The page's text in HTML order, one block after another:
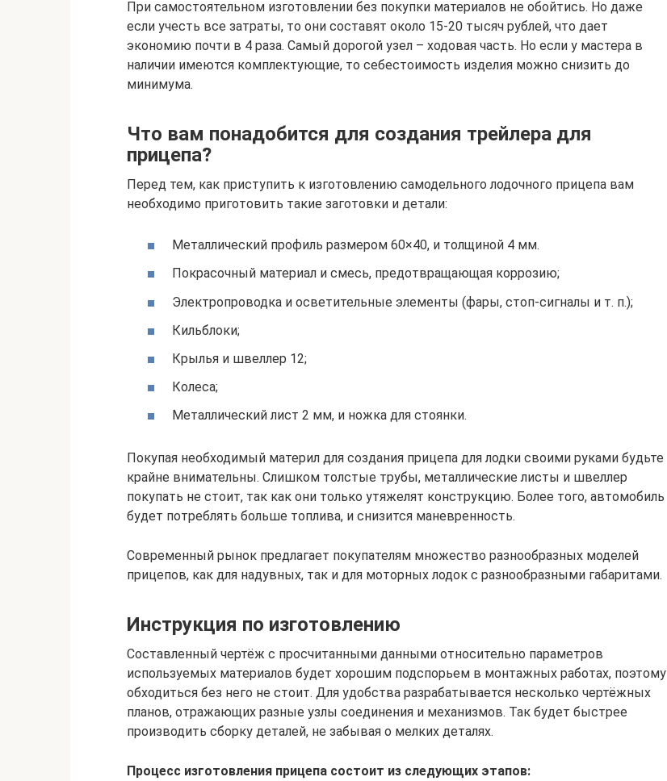
При самостоятельном изготовлении без покупки материалов не обойтись. Но даже
если учесть все затраты, то они составят около 15-20 тысяч рублей, что дает
экономию почти в 4 раза. Самый дорогой узел – ходовая часть. Но если у мастера в
наличии имеются комплектующие, то себестоимость изделия можно снизить до
минимума.
Что вам понадобится для создания трейлера для
прицепа?
Перед тем, как приступить к изготовлению самодельного лодочного прицепа вам
необходимо приготовить такие заготовки и детали:
Металлический профиль размером 60×40, и толщиной 4 мм.
Покрасочный материал и смесь, предотвращающая коррозию;
Электропроводка и осветительные элементы (фары, стоп-сигналы и т. п.);
Кильблоки;
Крылья и швеллер 12;
Колеса;
Металлический лист 2 мм, и ножка для стоянки.
Покупая необходимый материл для создания прицепа для лодки своими руками будьте
крайне внимательны. Слишком толстые трубы, металлические листы и швеллер
покупать не стоит, так как они только утяжелят конструкцию. Более того, автомобиль
будет потреблять больше топлива, и снизится маневренность.
Современный рынок предлагает покупателям множество разнообразных моделей
прицепов, как для надувных, так и для моторных лодок с разнообразными габаритами.
Инструкция по изготовлению
Составленный чертёж с просчитанными данными относительно параметров
используемых материалов будет хорошим подспорьем в монтажных работах, поэтому
обходиться без него не стоит. Для удобства разрабатывается несколько чертёжных
планов, отражающих разные узлы соединения и механизмов. Так будет быстрее
производить сборку деталей, не забывая о мелких деталях.
Процесс изготовления прицепа состоит из следующих этапов: